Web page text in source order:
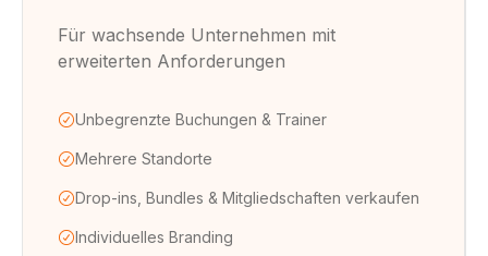
Für wachsende Unternehmen mit
erweiterten Anforderungen
Unbegrenzte Buchungen & Trainer
Mehrere Standorte
Drop-ins, Bundles & Mitgliedschaften verkaufen
Individuelles Branding